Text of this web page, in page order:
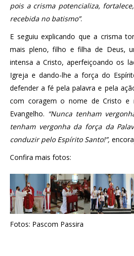
pois a crisma potencializa,
recebida no batismo”.
E seguiu explicando que a crisma
mais pleno, filho e filha de Deus,
intensa a Cristo, aperfeiçoando os
Igreja e dando-lhe a força do
defender a fé pela palavra e pela
com coragem o nome de Cristo e
Evangelho. “Nunca tenham
tenham vergonha da força da
conduzir pelo Espírito Santo!”,
Confira mais fotos:
Fotos: Pascom Passira